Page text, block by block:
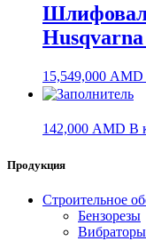
15,549,000 AMD
142,000 AMD В
Продукция
Строительное
Бензорезы
Вибраторы